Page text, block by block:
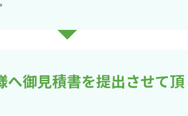
へ御見積書を提出させて頂